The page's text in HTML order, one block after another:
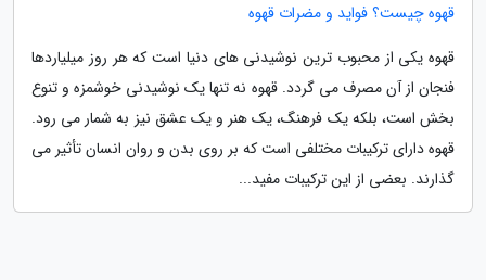
قهوه چیست؟ فواید و مضرات قهوه
قهوه یکی از محبوب ترین نوشیدنی های دنیا است که هر روز میلیاردها
فنجان از آن مصرف می گردد. قهوه نه تنها یک نوشیدنی خوشمزه و تنوع
بخش است، بلکه یک فرهنگ، یک هنر و یک عشق نیز به شمار می رود.
قهوه دارای ترکیبات مختلفی است که بر روی بدن و روان انسان تأثیر می
گذارند. بعضی از این ترکیبات مفید...